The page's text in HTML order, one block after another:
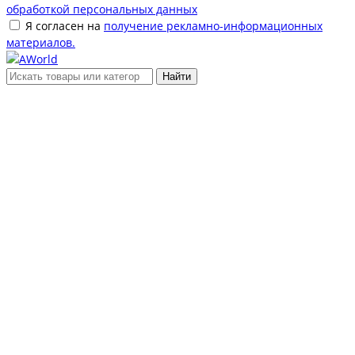
обработкой персональных данных
Я согласен на получение рекламно-информационных
материалов.
Найти